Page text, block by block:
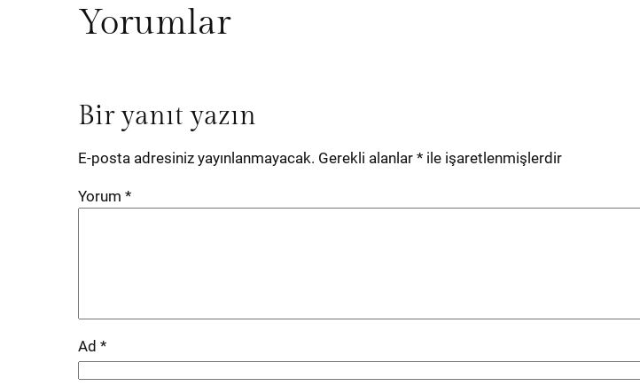
Yorumlar
Bir yanıt yazın
E-posta adresiniz yayınlanmayacak. Gerekli alanlar * ile işaretlenmişlerdir
Yorum *
Ad *